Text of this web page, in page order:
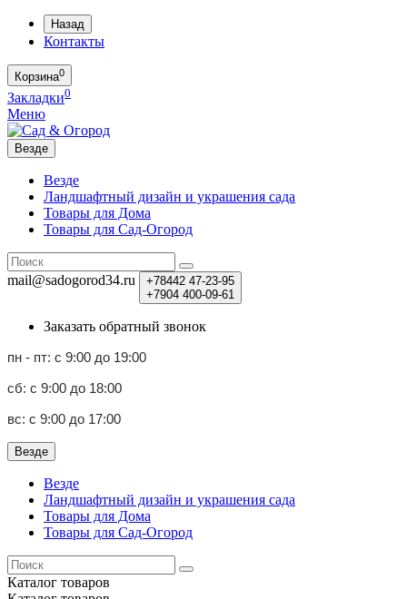
Назад
Контакты
Корзина0
Закладки0
Меню
Везде
Везде
Ландшафтный дизайн и украшения сада
Товары для Дома
Товары для Сад-Огород
mail@sadogorod34.ru +78442 47-23-95
+7904 400-09-61
Заказать обратный звонок
пн - пт: с 9:00 до 19:00
сб: с 9:00 до 18:00
вс: с 9:00 до 17:00
Везде
Везде
Ландшафтный дизайн и украшения сада
Товары для Дома
Товары для Сад-Огород
Каталог товаров